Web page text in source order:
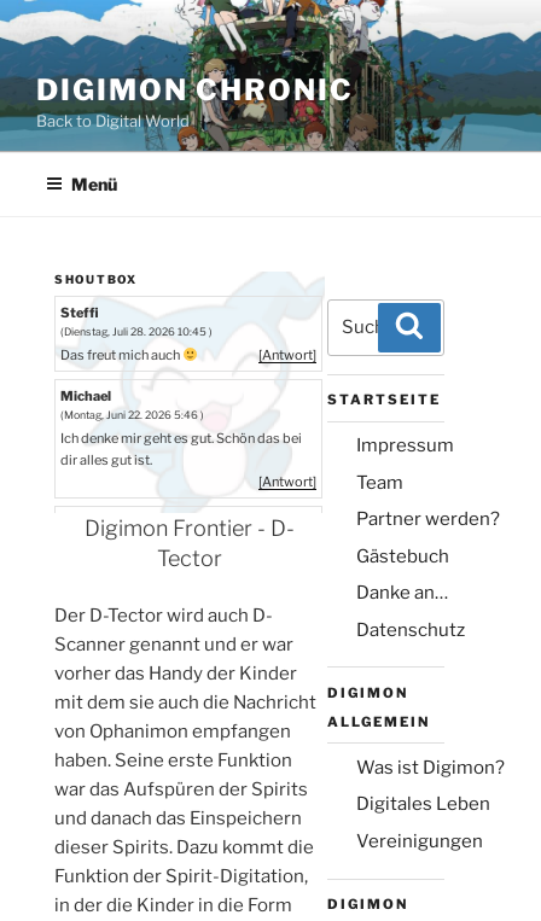
Zum
Inhalt
springen
DIGIMON CHRONIC
Back to Digital World
Menü
SHOUTBOX
Steffi
(Dienstag, Juli 28. 2026 10:45 )
Das freut mich auch [Antwort]
Michael
(Montag, Juni 22. 2026 5:46 )
Ich denke mir geht es gut. Schön das bei
dir alles gut ist.
[Antwort]
Steffi
(Montag, Juni 1. 2026 9:39 )
Hallo Leute, wie geht's euch so? Bei mir
[Antwort]
Michael
(Sonntag, Okt. 19. 2025 18:00 )
Für Steffi - Danke für das Angebot, ich
hoffe bei dir gibt es nicht so ein Mist wie
bei mir.
[Antwort]
Steffi
(Montag, Okt. 13. 2025 21:48 )
Für Michael - alles klar, dann schreiben wir
einfach hier ab und zu
[Antwort]
Digimon Frontier - D-
Tector
Der D-Tector wird auch D-
Scanner genannt und er war
vorher das Handy der Kinder
mit dem sie auch die Nachricht
von Ophanimon empfangen
haben. Seine erste Funktion
war das Aufspüren der Spirits
und danach das Einspeichern
dieser Spirits. Dazu kommt die
Funktion der Spirit-Digitation,
in der die Kinder in die Form
Suchen
nach:
STARTSEITE
Impressum
Team
Partner werden?
Gästebuch
Danke an…
Datenschutz
DIGIMON
ALLGEMEIN
Was ist Digimon?
Digitales Leben
Vereinigungen
DIGIMON